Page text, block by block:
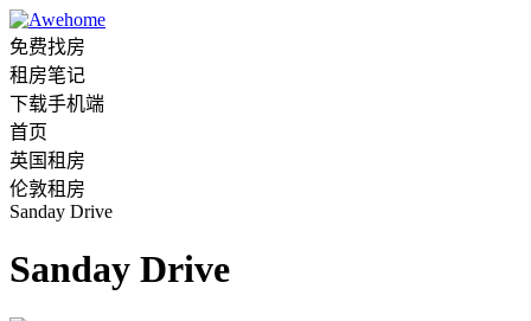
免费找房
租房笔记
下载手机端
首页
英国租房
伦敦租房
Sanday Drive
Sanday Drive